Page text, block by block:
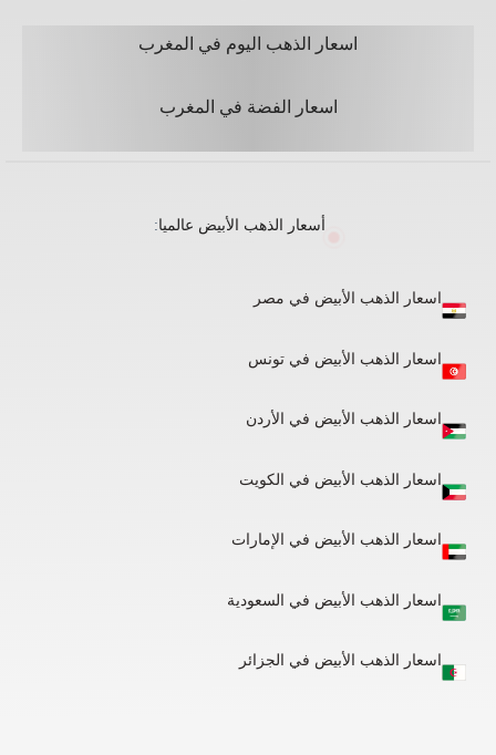
اسعار الذهب اليوم في المغرب
اسعار الفضة في المغرب
أسعار الذهب الأبيض عالميا:
اسعار الذهب الأبيض في مصر
اسعار الذهب الأبيض في تونس
اسعار الذهب الأبيض في الأردن
اسعار الذهب الأبيض في الكويت
اسعار الذهب الأبيض في الإمارات
اسعار الذهب الأبيض في السعودية
اسعار الذهب الأبيض في الجزائر​